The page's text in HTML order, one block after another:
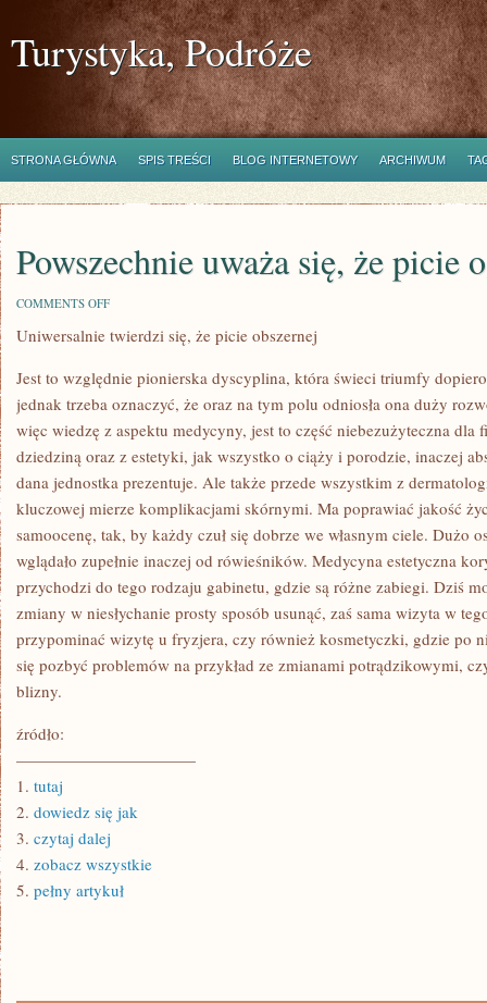
Turystyka, Podróże
STRONA GŁÓWNA SPIS TREŚCI BLOG INTERNETOWY ARCHIWUM
Powszechnie uważa się, że picie
COMMENTS OFFON
UWAŻA
PICIE
OGROMNEJ
Uniwersalnie twierdzi się, że picie obszernej
Jest to względnie pionierska dyscyplina, która świeci triumfy
jednak trzeba oznaczyć, że oraz na tym polu odniosła ona duży
więc wiedzę z aspektu medycyny, jest to część niebezużyteczna dla
dziedziną oraz z estetyki, jak wszystko o ciąży i porodzie, inaczej
dana jednostka prezentuje. Ale także przede wszystkim z
kluczowej mierze komplikacjami skórnymi. Ma poprawiać jakość
samoocenę, tak, by każdy czuł się dobrze we własnym ciele. Dużo
wglądało zupełnie inaczej od rówieśników. Medycyna estetyczna
przychodzi do tego rodzaju gabinetu, gdzie są różne zabiegi. Dziś
zmiany w niesłychanie prosty sposób usunąć, zaś sama wizyta w
przypominać wizytę u fryzjera, czy również kosmetyczki, gdzie po
się pozbyć problemów na przykład ze zmianami potrądzikowymi,
blizny.
źródło:
———————————
1. tutaj
2. dowiedz się jak
3. czytaj dalej
4. zobacz wszystkie
5. pełny artykuł